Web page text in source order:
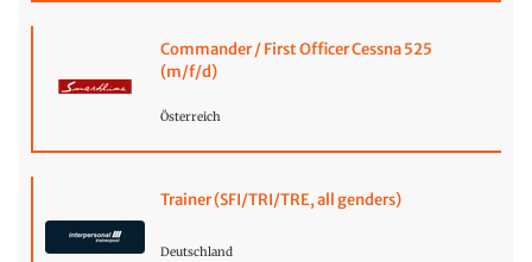
Commander / First Officer Cessna 525
(m/f/d)
Österreich
Trainer (SFI/TRI/TRE, all genders)
Deutschland